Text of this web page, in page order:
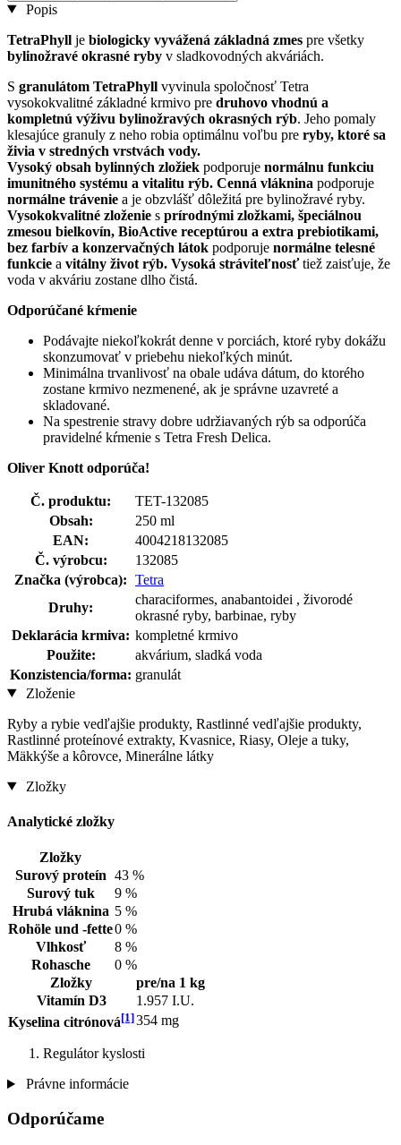
Popis
TetraPhyll je biologicky vyvážená základná zmes pre všetky
bylinožravé okrasné ryby v sladkovodných akváriách.
S granulátom TetraPhyll vyvinula spoločnosť Tetra
vysokokvalitné základné krmivo pre druhovo vhodnú a
kompletnú výživu bylinožravých okrasných rýb. Jeho pomaly
klesajúce granuly z neho robia optimálnu voľbu pre ryby, ktoré sa
živia v stredných vrstvách vody.
Vysoký obsah bylinných zložiek podporuje normálnu funkciu
imunitného systému a vitalitu rýb. Cenná vláknina podporuje
normálne trávenie a je obzvlášť dôležitá pre bylinožravé ryby.
Vysokokvalitné zloženie s prírodnými zložkami, špeciálnou
zmesou bielkovín, BioActive receptúrou a extra prebiotikami,
bez farbív a konzervačných látok podporuje normálne telesné
funkcie a vitálny život rýb. Vysoká stráviteľnosťtiež zaisťuje, že
voda v akváriu zostane dlho čistá.
Odporúčané kŕmenie
Podávajte niekoľkokrát denne v porciách, ktoré ryby dokážu
skonzumovať v priebehu niekoľkých minút.
Minimálna trvanlivosť na obale udáva dátum, do ktorého
zostane krmivo nezmenené, ak je správne uzavreté a
skladované.
Na spestrenie stravy dobre udržiavaných rýb sa odporúča
pravidelné kŕmenie s Tetra Fresh Delica.
Oliver Knott odporúča!
Č. produktu:
TET-132085
Obsah:
250 ml
EAN:
4004218132085
Č. výrobcu:
132085
Značka (výrobca): Tetra
Druhy:
characiformes, anabantoidei , živorodé
okrasné ryby, barbinae, ryby
Deklarácia krmiva: kompletné krmivo
Použite:
akvárium, sladká voda
Konzistencia/forma: granulát
Zloženie
Ryby a rybie vedľajšie produkty, Rastlinné vedľajšie produkty,
Rastlinné proteínové extrakty, Kvasnice, Riasy, Oleje a tuky,
Mäkkýše a kôrovce, Minerálne látky
Zložky
Analytické zložky
Zložky
Surový proteín 43 %
Surový tuk
9 %
Hrubá vláknina 5 %
Rohöle und -fette0 %
Vlhkosť
8 %
Rohasche
0 %
Zložky
pre/na 1 kg
Vitamín D3
1.957 I.U.
Kyselina citrónová[1]354 mg
Regulátor kyslosti
Právne informácie
Odporúčame